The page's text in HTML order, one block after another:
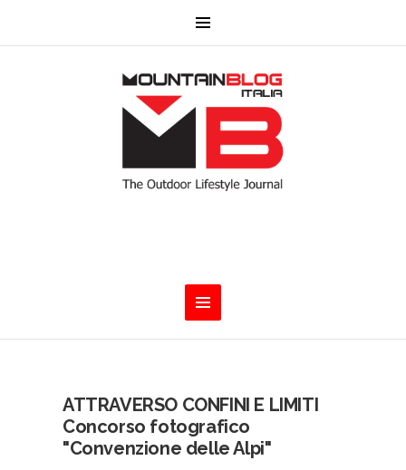
ATTRAVERSO CONFINI E LIMITI
Concorso fotografico
"Convenzione delle Alpi"